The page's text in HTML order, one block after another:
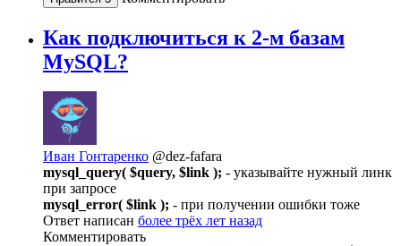
Как подключиться к 2-м базам
MySQL?
Иван Гонтаренко @dez-fafara
mysql_query( $query, $link ); - указывайте нужный линк
при запросе
mysql_error( $link ); - при получении ошибки тоже
Ответ написан более трёх лет назад
Комментировать